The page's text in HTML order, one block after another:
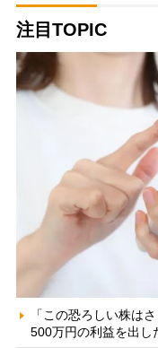
注目TOPIC
「この恐ろしい株は
500万円の利益を出し